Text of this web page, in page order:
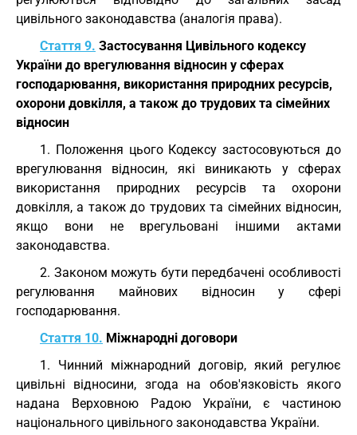
цивільного законодавства (аналогія права).
Стаття 9. Застосування Цивільного кодексу
України до врегулювання відносин у сферах
господарювання, використання природних ресурсів,
охорони довкілля, а також до трудових та сімейних
відносин
1. Положення цього Кодексу застосовуються до
врегулювання відносин, які виникають у сферах
використання природних ресурсів та охорони
довкілля, а також до трудових та сімейних відносин,
якщо вони не врегульовані іншими актами
законодавства.
2. Законом можуть бути передбачені особливості
регулювання майнових відносин у сфері
господарювання.
Стаття 10. Міжнародні договори
1. Чинний міжнародний договір, який регулює
цивільні відносини, згода на обов'язковість якого
надана Верховною Радою України, є частиною
національного цивільного законодавства України.